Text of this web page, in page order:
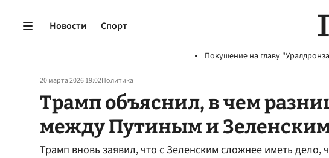
Новости Спорт
Покушение на главу
20 марта 2026 19:02Политика
Трамп объяснил, в чем
между Путиным и
Трамп вновь заявил, что с Зеленским сложнее иметь дело,